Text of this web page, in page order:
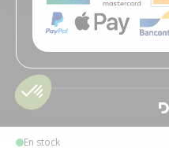
En stock